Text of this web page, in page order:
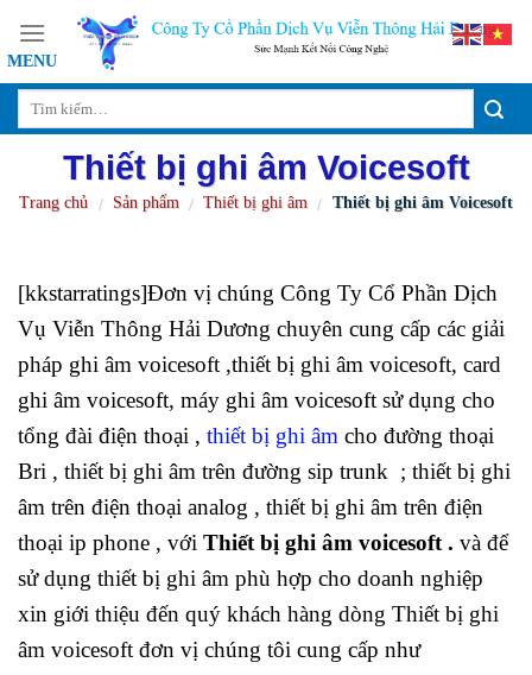
content
Thiết bị ghi âm Voicesoft
Trang chủ / Sản phẩm / Thiết bị ghi âm / Thiết bị ghi âm Voicesoft
[kkstarratings]Đơn vị chúng Công Ty Cổ Phần Dịch
Vụ Viễn Thông Hải Dương chuyên cung cấp các giải
pháp ghi âm voicesoft ,thiết bị ghi âm voicesoft, card
ghi âm voicesoft, máy ghi âm voicesoft sử dụng cho
tổng đài điện thoại , thiết bị ghi âm cho đường thoại
Bri , thiết bị ghi âm trên đường sip trunk ; thiết bị ghi
âm trên điện thoại analog , thiết bị ghi âm trên điện
thoại ip phone , với Thiết bị ghi âm voicesoft . và để
sử dụng thiết bị ghi âm phù hợp cho doanh nghiệp
xin giới thiệu đến quý khách hàng dòng Thiết bị ghi
âm voicesoft đơn vị chúng tôi cung cấp như